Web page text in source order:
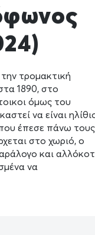
τρομακτική
1890, στο
όμως του
να είναι
που έπεσε πάνω τους
στο χωριό, ο
και
να